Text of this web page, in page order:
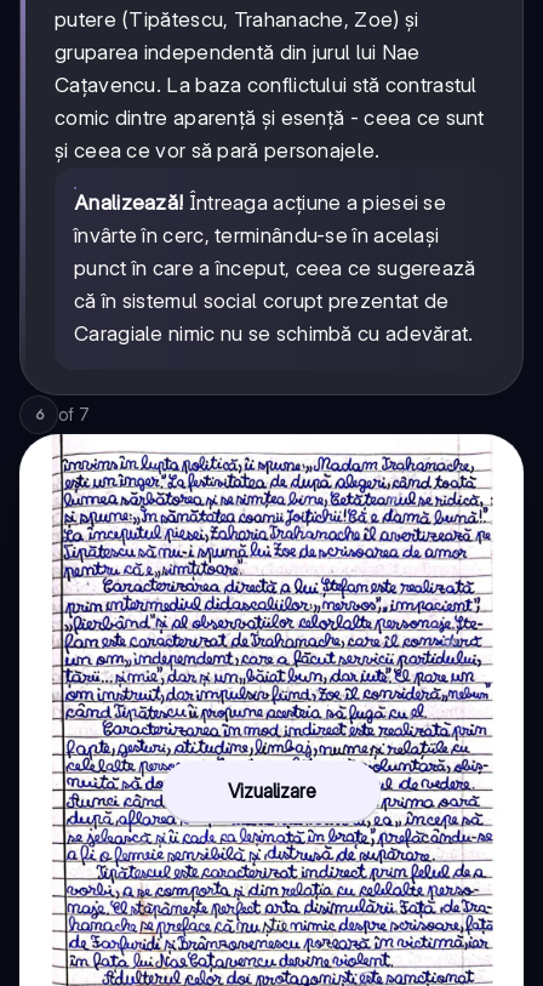
putere (Tipătescu, Trahanache, Zoe) și
gruparea independentă din jurul lui Nae
Cațavencu. La baza conflictului stă contrastul
comic dintre aparență și esență - ceea ce sunt
și ceea ce vor să pară personajele.
Analizează! Întreaga acțiune a piesei se
învârte în cerc, terminându-se în același
punct în care a început, ceea ce sugerează
că în sistemul social corupt prezentat de
Caragiale nimic nu se schimbă cu adevărat.
6 of 7
Vizualizare